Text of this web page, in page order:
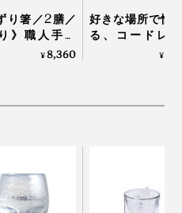
。お酒好きのあの人にプレ
り箸／2膳／
》職人手作
然漆の一生も
¥8,360
好きな場所で愉
る、コードレ
「晩酌ライト」
¥